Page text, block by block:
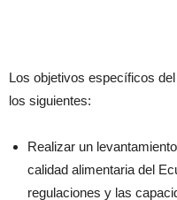
Los objetivos específicos
los siguientes:
Realizar un
calidad alimentaria del
regulaciones y las